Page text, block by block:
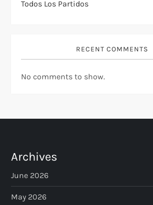
Todos Los Partidos
RECENT COMMENTS
No comments to show.
Archives
June 2026
May 2026